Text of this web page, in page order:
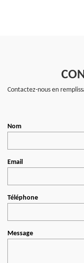
Contactez-nous en
Nom
Email
Téléphone
Message